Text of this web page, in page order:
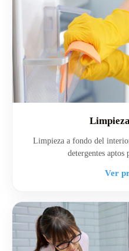
Limpieza a fondo del
detergentes aptos
Ver